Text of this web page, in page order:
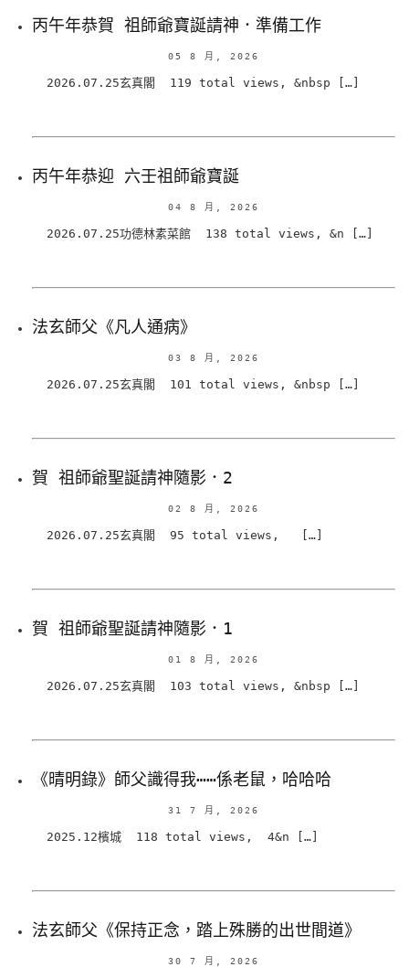
丙午年恭賀 祖師爺寶誕請神．準備工作
05 8 月, 2026
2026.07.25玄真閣 119 total views, &nbsp […]
丙午年恭迎 六壬祖師爺寶誕
04 8 月, 2026
2026.07.25功德林素菜館 138 total views, &n […]
法玄師父《凡人通病》
03 8 月, 2026
2026.07.25玄真閣 101 total views, &nbsp […]
賀 祖師爺聖誕請神隨影．2
02 8 月, 2026
2026.07.25玄真閣 95 total views, […]
賀 祖師爺聖誕請神隨影．1
01 8 月, 2026
2026.07.25玄真閣 103 total views, &nbsp […]
《晴明錄》師父識得我⋯⋯係老鼠，哈哈哈
31 7 月, 2026
2025.12檳城 118 total views, 4&n […]
法玄師父《保持正念，踏上殊勝的出世間道》
30 7 月, 2026